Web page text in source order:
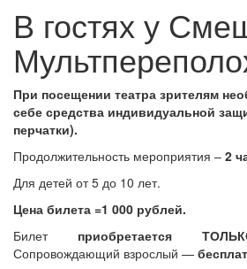
В гостях у
При посещении театра зрителям
себе средства индивидуальной
перчатки).
Продолжительность мероприятия – 2
Для детей от 5 до 10 лет.
Цена билета =1 000 рублей.
Билет приобретается
Сопровождающий взрослый —